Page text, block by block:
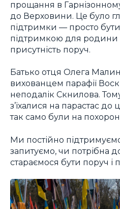
прощання в
до Верховини. Це було
підтримки — просто
підтримкою для родини
присутність поруч.
Батько отця Олега
вихованцем парафії
неподалік Скнилова.
з’їхалися на парастас до
так само були на
Ми постійно
запитуємо, чи потрібна
стараємося бути поруч і